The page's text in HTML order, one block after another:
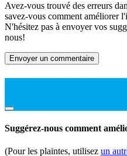
Avez-vous trouvé des erreurs
savez-vous comment améliorer
N'hésitez pas à envoyer vos
nous!
Envoyer un commentaire
Suggérez-nous comment
(Pour les plaintes, utilisez un